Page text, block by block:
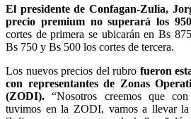
El presidente de Confagan-Zulia,
precio premium no superará los
cortes de primera se ubicarán en Bs
Bs 750 y Bs 500 los cortes de tercera.
Los nuevos precios del rubro fueron
con representantes de Zonas
(ZODI). “Nosotros creemos que
tuvimos en la ZODI, vamos a llevar la